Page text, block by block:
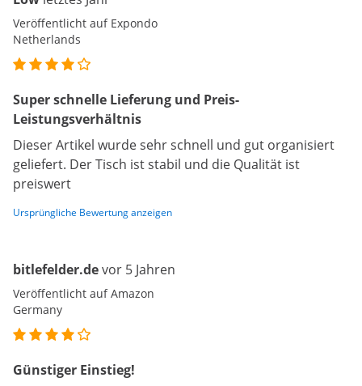
Veröffentlicht auf Expondo
Netherlands
Super schnelle Lieferung und Preis-
Leistungsverhältnis
Dieser Artikel wurde sehr schnell und gut organisiert
geliefert. Der Tisch ist stabil und die Qualität ist
preiswert
Ursprüngliche Bewertung anzeigen
bitlefelder.devor 5 Jahren
Veröffentlicht auf Amazon
Germany
Günstiger Einstieg!